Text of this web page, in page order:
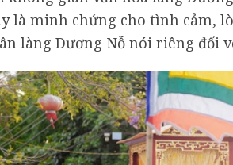
là minh chứng cho tình cảm,
làng Dương Nỗ nói riêng đối